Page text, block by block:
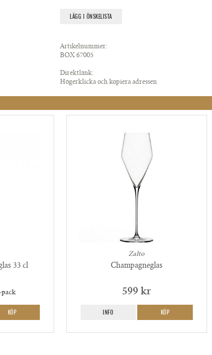
LÄGG I ÖNSKELISTA
Artikelnummer:
BOX 67005
Direktlänk:
Högerklicka och kopiera adressen
33 cl
pack
KÖP
Zalto
Champagneglas
599 kr
INFO KÖP